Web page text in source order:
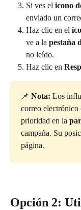
Si ves el icono
enviado un
Haz clic en el
ve a la pestaña
no leído.
Haz clic en
📌 Nota: Los
correo electrónico
prioridad en la
campaña. Su
página.
Opción 2: